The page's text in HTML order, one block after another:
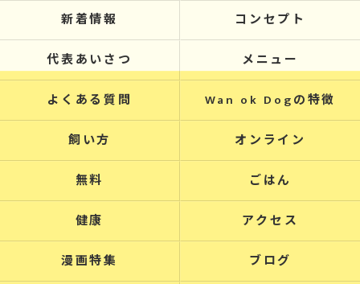
新着情報
コンセプト
代表あいさつ
メニュー
よくある質問
Wan ok Dogの特徴
飼い方
オンライン
無料
ごはん
健康
アクセス
漫画特集
ブログ